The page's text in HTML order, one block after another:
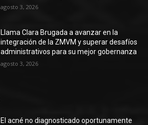
agosto 3, 2026
Llama Clara Brugada a avanzar en la
integración de la ZMVM y superar desafíos
administrativos para su mejor gobernanza
agosto 3, 2026
El acné no diagnosticado oportunamente